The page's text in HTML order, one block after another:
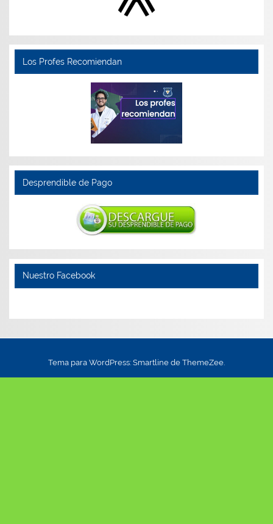
Los Profes Recomiendan
Desprendible de Pago
Nuestro Facebook
Tema para WordPress: Smartline de ThemeZee.